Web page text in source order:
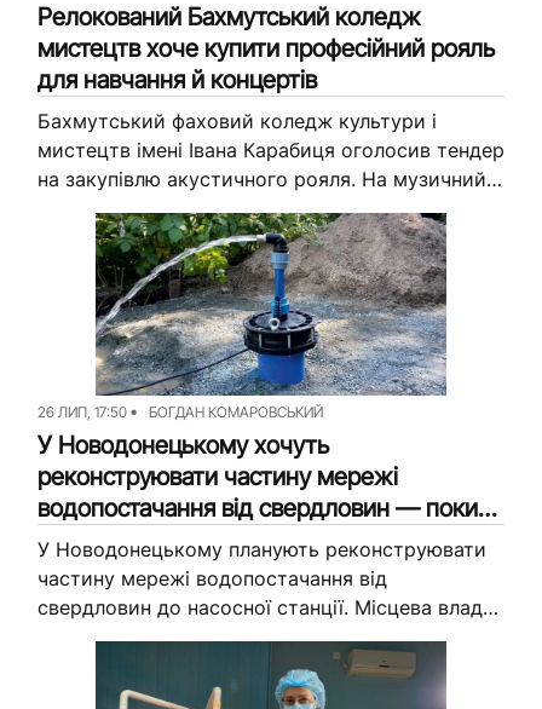
Релокований Бахмутський коледж
мистецтв хоче купити професійний рояль
для навчання й концертів
Бахмутський фаховий коледж культури і
мистецтв імені Івана Карабиця оголосив тендер
на закупівлю акустичного рояля. На музичний
інструмент готові витратити до 873,3 тисячі
гривень з місцевого бюджету. Про це
журналісти...
26 ЛИП, 17:50 БОГДАН КОМАРОВСЬКИЙ
У Новодонецькому хочуть
реконструювати частину мережі
водопостачання від свердловин — поки
готують проєкт за майже 2 млн грн
У Новодонецькому планують реконструювати
частину мережі водопостачання від
свердловин до насосної станції. Місцева влада
поки не почала втілювати задум — шукають
фахівця, який підготує проєктно-кошторисну
документацію. Вона обійдеться у майже...